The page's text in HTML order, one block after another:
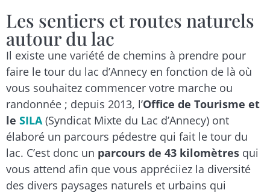
Les sentiers et routes naturels
autour du lac
Il existe une variété de chemins à prendre pour
faire le tour du lac d’Annecy en fonction de là où
vous souhaitez commencer votre marche ou
randonnée ; depuis 2013, l’Office de Tourisme et
le SILA (Syndicat Mixte du Lac d’Annecy) ont
élaboré un parcours pédestre qui fait le tour du
lac. C’est donc un parcours de 43 kilomètres qui
vous attend afin que vous appréciiez la diversité
des divers paysages naturels et urbains qui